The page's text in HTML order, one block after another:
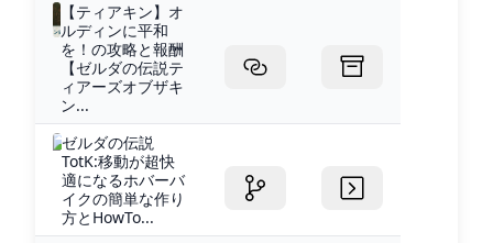
【ティアキン】オ
ルディンに平和
を！の攻略と報酬
【ゼルダの伝説テ
ィアーズオブザキ
ン...
ゼルダの伝説
TotK:移動が超快
適になるホバーバ
イクの簡単な作り
方とHowTo...